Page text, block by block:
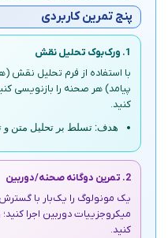
پنج تمرین کاربردی
1. ورک‌بوک تحلیل نقش
پیامد) هر صحنه را بازنویسی
کنید.
هدف: تسلط بر تحلیل متن و
2. تمرین دوگانه صحنه/دوربین
یک مونولوگ را یک‌بار با گسترش
میکروجزییات دوربین اجرا
کنید.